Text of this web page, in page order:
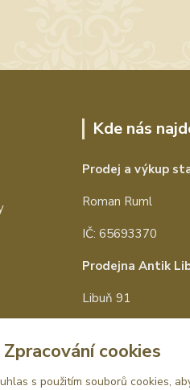
Kde nás
Prodej a výkup
Roman Ruml
IČ: 65693370
Prodejna Antik
Libuň 91
Zpracování cookies
s použitím souborů cookies,